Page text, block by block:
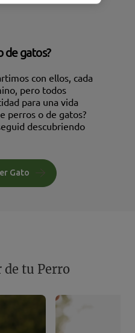
de gatos?
con ellos, cada
pero todos
para una vida
perros o de gatos?
descubriendo
Gato
de tu Perro